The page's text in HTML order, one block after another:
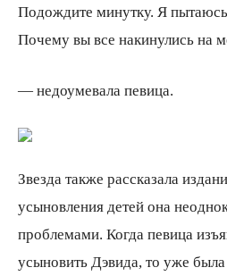
Подождите минутку. Я
Почему вы все накинулись на
— недоумевала певица.
Звезда также рассказала
усыновления детей она
проблемами. Когда певица
усыновить Дэвида, то уже была